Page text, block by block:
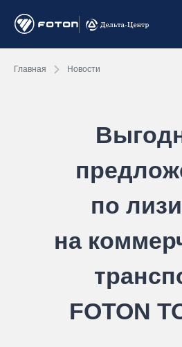
Главная Новости
по
на
FOTON